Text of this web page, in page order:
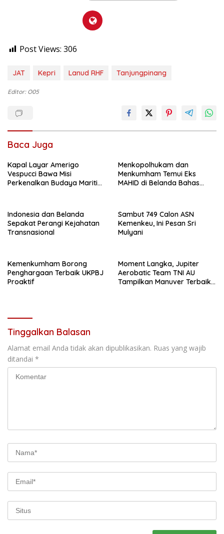
Post Views: 306
JAT Kepri Lanud RHF Tanjungpinang
Editor: O05
Baca Juga
Kapal Layar Amerigo
Vespucci Bawa Misi
Perkenalkan Budaya Maritim
Menkopolhukam dan
Menkumham Temui Eks
MAHID di Belanda Bahas
Indonesia dan Belanda
Sepakat Perangi Kejahatan
Transnasional
Sambut 749 Calon ASN
Kemenkeu, Ini Pesan Sri
Mulyani
Kemenkumham Borong
Penghargaan Terbaik UKPBJ
Proaktif
Moment Langka, Jupiter
Aerobatic Team TNI AU
Tampilkan Manuver Terbaik
Tinggalkan Balasan
Alamat email Anda tidak akan dipublikasikan. Ruas yang wajib
ditandai *